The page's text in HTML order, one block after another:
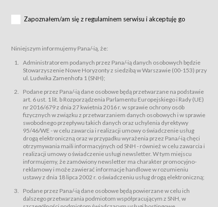
za pośrednictwem Serwisu;
podmiotom z branży mediów i filmowej (Akredytacje);
Bilety – wybrane dokumenty potwierdzające zawarcie umowy z
Usługodawcą i uprawniające do wzięcia udziału w Wydarzeniu,
przewidziane przez Usługodawcę dla danego Wydarzenia, tj. uprawniające
do uczestnictwa w wielu albo w pojedynczych seansach filmowych,
Sklep – sklep internetowy prowadzony przez Usługodawcę w Serwisie;
Regulamin – niniejszy regulamin.
§ 2
Postanowienia ogólne
Regulamin określa zasady:
świadczenia Usługobiorcom Usług przez Usługodawcę, z
zastrzeżeniem usług, o których mowa w ust. 2 pkt. 4 i 5 poniżej, których
zasady świadczenia precyzują odrębne regulaminy,
przetwarzania przez Usługodawcę danych osobowych Usługobiorców
będących osobami fizycznymi.
świadczy Usługi drogą elektroniczną w rozumieniu ustawy z dnia 18 lipca
2002 r. o świadczeniu usług drogą elektroniczną (Dz.U. z 2002 r., Nr 144, poz.
1204, z późń. zm.). Usługi świadczone są nieodpłatnie.
Zapoznałem/am się z regulaminem serwisu i akceptuję go
Niniejszym informujemy Pana/-ią, że:
Administratorem podanych przez Pana/-ią danych osobowych będzie
Stowarzyszenie Nowe Horyzonty z siedzibą w Warszawie (00-153) przy
ul. Ludwika Zamenhofa 1 (SNH);
Podane przez Pana/-ią dane osobowe będą przetwarzane na podstawie
art. 6 ust. 1 lit. b Rozporządzenia Parlamentu Europejskiego i Rady (UE)
nr 2016/679 z dnia 27 kwietnia 2016 r. w sprawie ochrony osób
fizycznych w związku z przetwarzaniem danych osobowych i w sprawie
swobodnego przepływu takich danych oraz uchylenia dyrektywy
95/46/WE - w celu zawarcia i realizacji umowy o świadczenie usług
drogą elektroniczną oraz w przypadku wyrażenia przez Pana/-ią chęci
otrzymywania maili informacyjnych od SNH - również w celu zawarcia i
realizacji umowy o świadczenie usługi newsletter. W tym miejscu
informujemy, że zamówiony newsletter ma charakter promocyjno-
reklamowy i może zawierać informacje handlowe w rozumieniu
ustawy z dnia 18 lipca 2002 r. o świadczeniu usług drogą elektroniczną;
Podane przez Pana/-ią dane osobowe będą powierzane w celu ich
dalszego przetwarzania podmiotom współpracującym z SNH, w